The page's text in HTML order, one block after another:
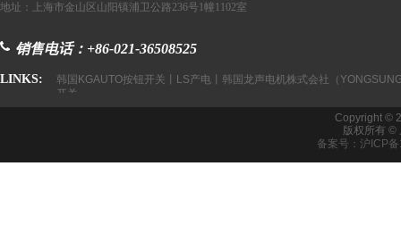
销售电话：+86-021-36508525
LINKS:
韩国KGAUTO按钮开关丨LS产电丨韩国龙声电机株式会社（
开关
地址：上海市金山区山阳镇浦卫公路236号1幢1102室
Copyright ©
版权所有
备案号：沪ICP